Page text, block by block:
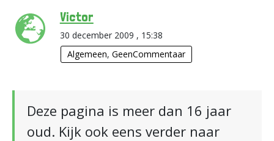
Victor
30 december 2009 , 15:38
Algemeen, GeenCommentaar
Deze pagina is meer dan 16 jaar
oud. Kijk ook eens verder naar